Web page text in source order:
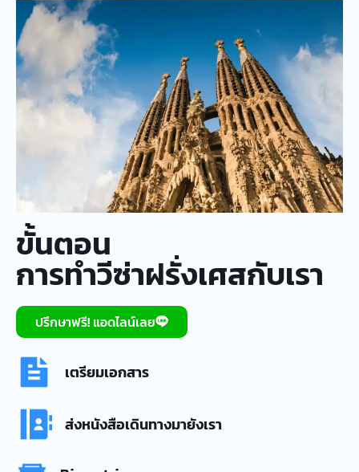
ขั้นตอน
การทำวีซ่าฝรั่งเศสกับเรา
ปรึกษาฟรี! แอดไลน์เลย
เตรียมเอกสาร
ส่งหนังสือเดินทางมายังเรา